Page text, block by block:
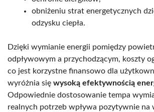
obniżeniu strat energetycznych
odzysku ciepła.
Dzięki wymianie energii pomiędzy
odpływowym a przychodzącym, koszty
co jest korzystne finansowo dla
wyróżnia się wysoką efektywnością
Odpowiednie dostosowanie tempa
realnych potrzeb wpływa pozytywnie na